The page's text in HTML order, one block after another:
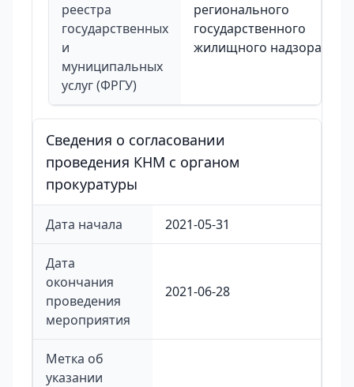
реестра
государственных
и
муниципальных
услуг (ФРГУ)
регионального
государственного
жилищного надзора
Сведения о согласовании
проведения КНМ с органом
прокуратуры
Дата начала 2021-05-31
Дата
окончания
проведения
мероприятия
2021-06-28
Метка об
указании